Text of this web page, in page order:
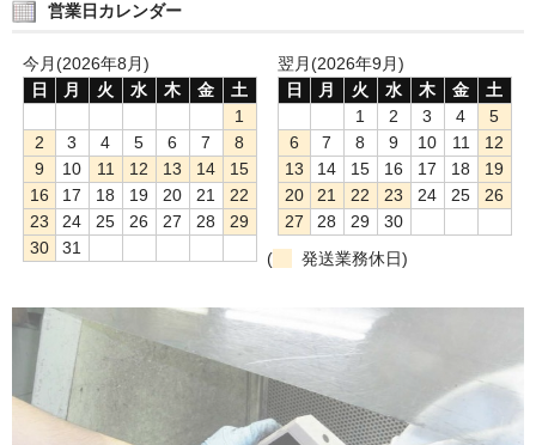
営業日カレンダー
今月(2026年8月)
日
月 火 水 木 金
土
1
2
3 4 5 6 7
8
9
10 11 12 13 14
15
16
17 18 19 20 21
22
23
24 25 26 27 28
29
30
31
翌月(2026年9月)
日
月 火 水 木 金
土
1
2 3 4
5
6
7 8 9 10 11
12
13
14 15 16 17 18
19
20
21 22 23 24 25
26
27
28 29
30
(
発送業務休日)